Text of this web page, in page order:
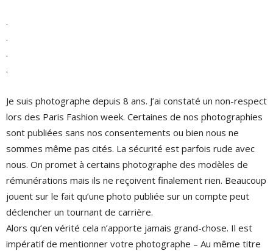
.
.
.
.
Je suis photographe depuis 8 ans. J’ai constaté un non-respect
lors des Paris Fashion week. Certaines de nos photographies
sont publiées sans nos consentements ou bien nous ne
sommes même pas cités. La sécurité est parfois rude avec
nous. On promet à certains photographe des modèles de
rémunérations mais ils ne reçoivent finalement rien. Beaucoup
jouent sur le fait qu’une photo publiée sur un compte peut
déclencher un tournant de carrière.
Alors qu’en vérité cela n’apporte jamais grand-chose. Il est
impératif de mentionner votre photographe – Au même titre